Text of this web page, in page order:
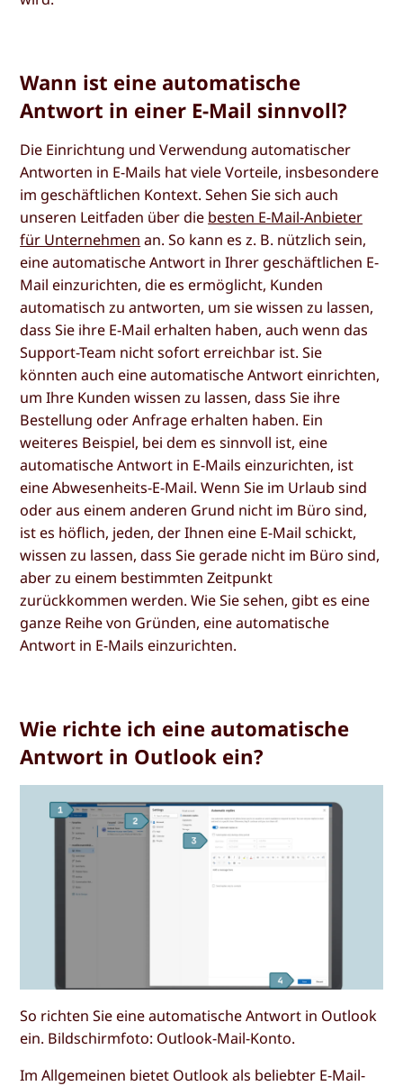
Wann ist eine automatische
Antwort in einer E-Mail sinnvoll?
Die Einrichtung und Verwendung automatischer
Antworten in E-Mails hat viele Vorteile, insbesondere
im geschäftlichen Kontext. Sehen Sie sich auch
unseren Leitfaden über die besten E-Mail-Anbieter
für Unternehmen an. So kann es z. B. nützlich sein,
eine automatische Antwort in Ihrer geschäftlichen E-
Mail einzurichten, die es ermöglicht, Kunden
automatisch zu antworten, um sie wissen zu lassen,
dass Sie ihre E-Mail erhalten haben, auch wenn das
Support-Team nicht sofort erreichbar ist. Sie
könnten auch eine automatische Antwort einrichten,
um Ihre Kunden wissen zu lassen, dass Sie ihre
Bestellung oder Anfrage erhalten haben. Ein
weiteres Beispiel, bei dem es sinnvoll ist, eine
automatische Antwort in E-Mails einzurichten, ist
eine Abwesenheits-E-Mail. Wenn Sie im Urlaub sind
oder aus einem anderen Grund nicht im Büro sind,
ist es höflich, jeden, der Ihnen eine E-Mail schickt,
wissen zu lassen, dass Sie gerade nicht im Büro sind,
aber zu einem bestimmten Zeitpunkt
zurückkommen werden. Wie Sie sehen, gibt es eine
ganze Reihe von Gründen, eine automatische
Antwort in E-Mails einzurichten.
Wie richte ich eine automatische
Antwort in Outlook ein?
So richten Sie eine automatische Antwort in Outlook
ein. Bildschirmfoto: Outlook-Mail-Konto.
Im Allgemeinen bietet Outlook als beliebter E-Mail-